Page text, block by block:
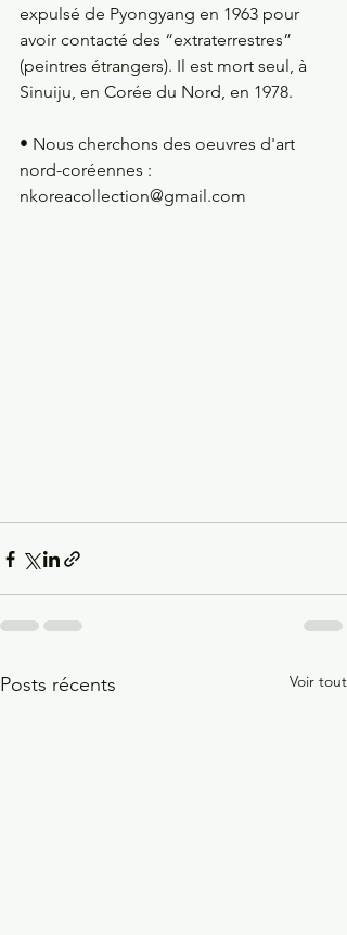
expulsé de Pyongyang en 1963 pour
avoir contacté des “extraterrestres”
(peintres étrangers). Il est mort seul, à
Sinuiju, en Corée du Nord, en 1978.
• Nous cherchons des oeuvres d'art
nord-coréennes :
nkoreacollection@gmail.com
Posts récents Voir tout